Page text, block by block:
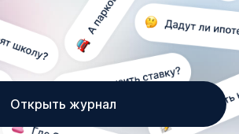
Открыть журнал